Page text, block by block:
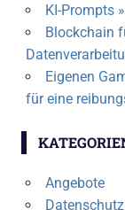
KI-Prompts
Blockchain
Eigenen
für eine
Angebote
Datenschutz